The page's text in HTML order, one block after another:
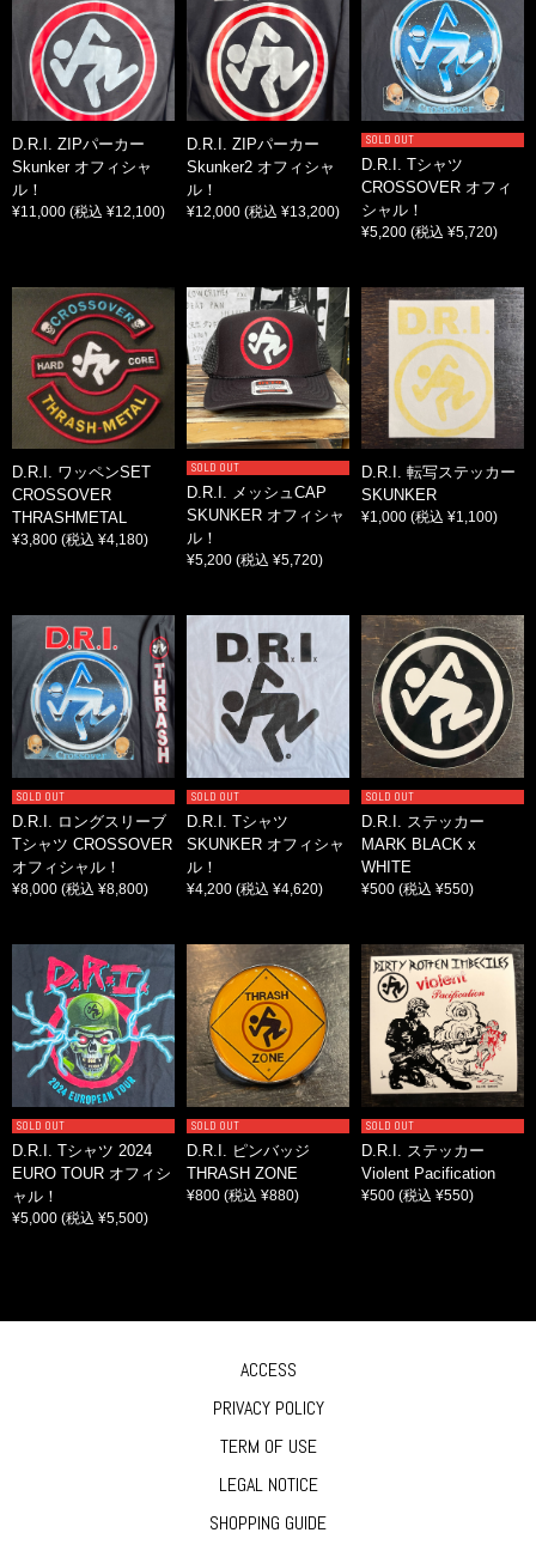
D.R.I. ZIPパーカー
Skunker オフィシャ
ル！
¥11,000 (税込 ¥12,100)
D.R.I. ZIPパーカー
Skunker2 オフィシャ
ル！
¥12,000 (税込 ¥13,200)
SOLD OUT
D.R.I. Tシャツ
CROSSOVER オフィ
シャル！
¥5,200 (税込 ¥5,720)
D.R.I. ワッペンSET
CROSSOVER
THRASHMETAL
¥3,800 (税込 ¥4,180)
SOLD OUT
D.R.I. メッシュCAP
SKUNKER オフィシャ
ル！
¥5,200 (税込 ¥5,720)
D.R.I. 転写ステッカー
SKUNKER
¥1,000 (税込 ¥1,100)
SOLD OUT
D.R.I. ロングスリーブ
Tシャツ CROSSOVER
オフィシャル！
¥8,000 (税込 ¥8,800)
SOLD OUT
D.R.I. Tシャツ
SKUNKER オフィシャ
ル！
¥4,200 (税込 ¥4,620)
SOLD OUT
D.R.I. ステッカー
MARK BLACK x
WHITE
¥500 (税込 ¥550)
SOLD OUT
D.R.I. Tシャツ 2024
EURO TOUR オフィシ
ャル！
¥5,000 (税込 ¥5,500)
SOLD OUT
D.R.I. ピンバッジ
THRASH ZONE
¥800 (税込 ¥880)
SOLD OUT
D.R.I. ステッカー
Violent Pacification
¥500 (税込 ¥550)
ACCESS
PRIVACY POLICY
TERM OF USE
LEGAL NOTICE
SHOPPING GUIDE